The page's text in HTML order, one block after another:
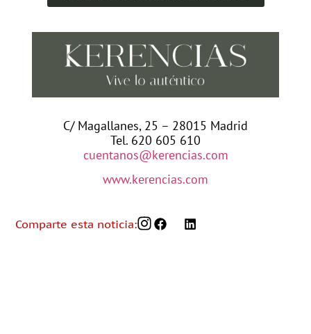
C/ Magallanes, 25 – 28015 Madrid
Tel. 620 605 610
cuentanos@kerencias.com
www.kerencias.com
Comparte esta noticia: